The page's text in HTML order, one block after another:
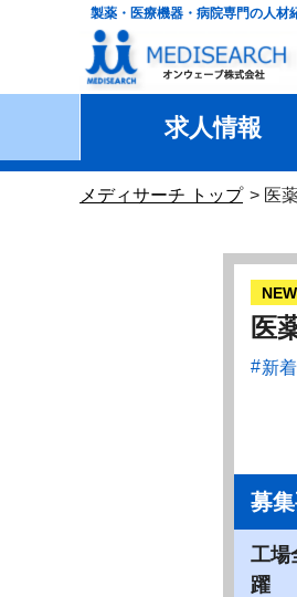
製薬・医療機器・病院専門の人材
求人情報
メディサーチ トップ 医
NEW
医
新
募
工場
躍